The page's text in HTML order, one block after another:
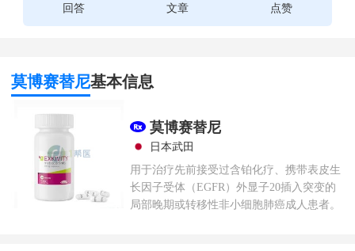
回答 文章 点赞
莫博赛替尼基本信息
莫博赛替尼
日本武田
用于治疗先前接受过含铂化疗、携带表皮生
长因子受体（EGFR）外显子20插入突变的
局部晚期或转移性非小细胞肺癌成人患者。